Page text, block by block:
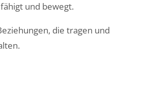
und bewegt.
die tragen und